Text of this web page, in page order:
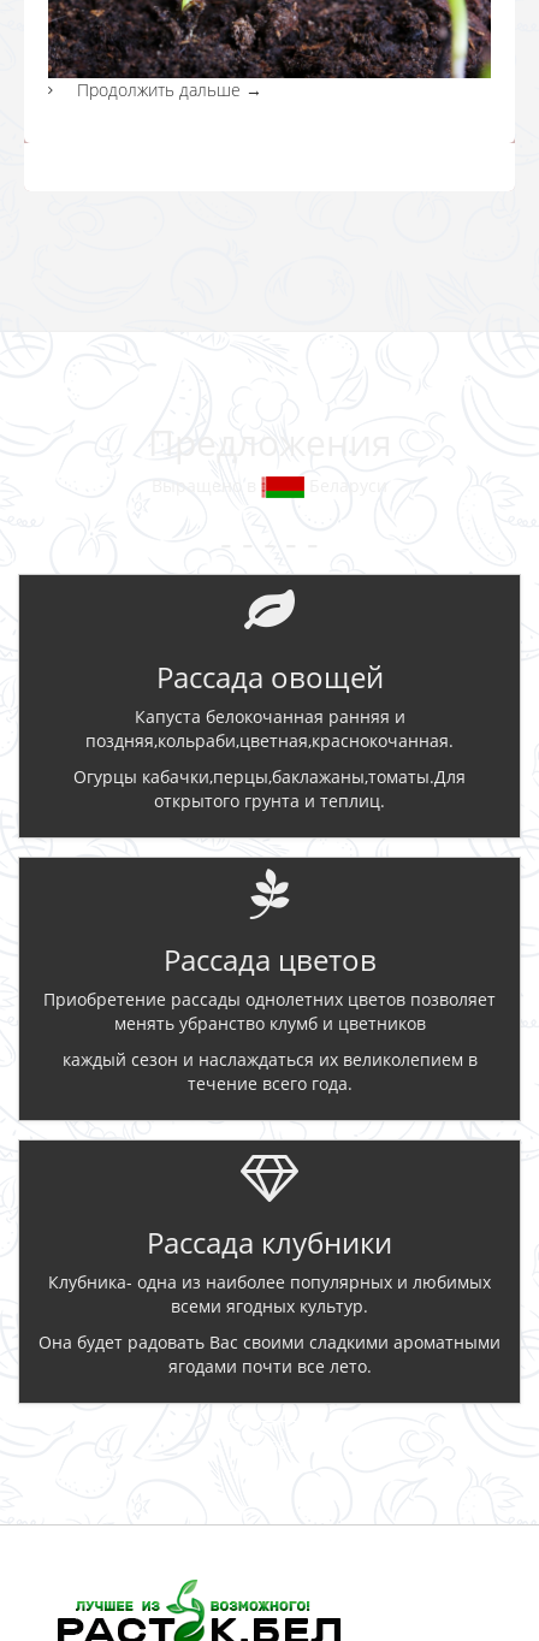
Продолжить дальше →
Рассада овощей
Капуста белокочанная ранняя и
поздняя,кольраби,цветная,краснокочанная.
Огурцы кабачки,перцы,баклажаны,томаты.Для
открытого грунта и теплиц.
Рассада цветов
Приобретение рассады однолетних цветов позволяет
менять убранство клумб и цветников
каждый сезон и наслаждаться их великолепием в
течение всего года.
Рассада клубники
Клубника- одна из наиболее популярных и любимых
всеми ягодных культур.
Она будет радовать Вас своими сладкими ароматными
ягодами почти все лето.